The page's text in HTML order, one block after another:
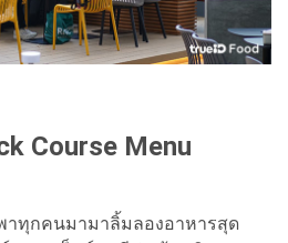
Course Menu
ทุกคนมามาลิ้มลองอาหารสุด